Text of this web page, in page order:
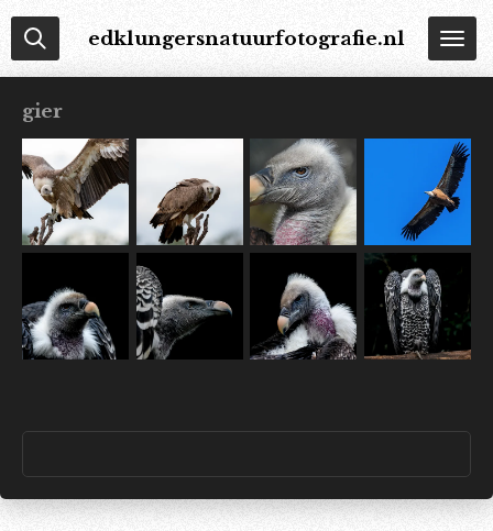
Ga
direct
hoofdinhoud
edklungersnatuurfotografie.nl
gier